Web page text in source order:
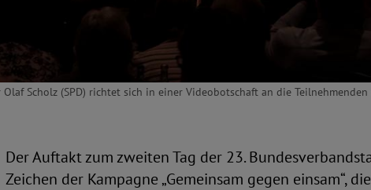
Olaf Scholz (SPD) richtet sich in einer Videobotschaft an die
Der Auftakt zum zweiten Tag der 23.
Zeichen der Kampagne „Gemeinsam gegen einsam“,